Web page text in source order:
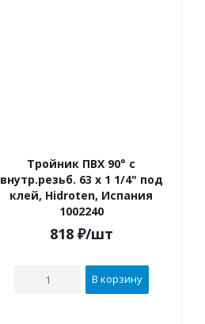
Тройник ПВХ 90° с
внутр.резьб. 63 х 1 1/4" под
клей, Hidroten, Испания
1002240
818₽/шт
В корзину